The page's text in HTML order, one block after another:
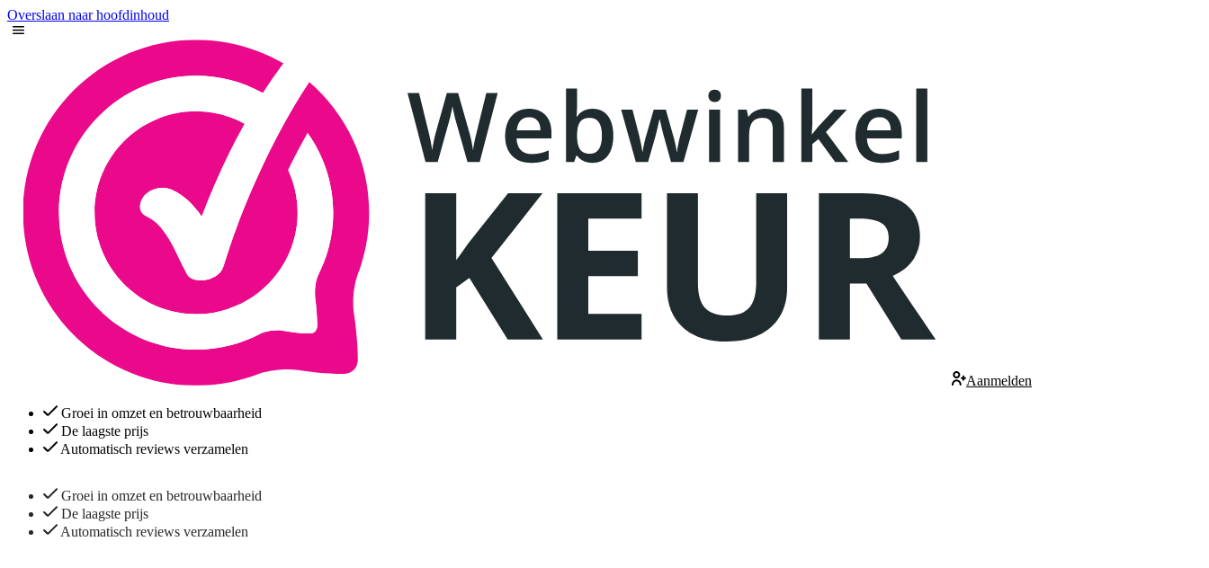
Overslaan naar hoofdinhoud
Aanmelden
Groei in omzet en betrouwbaarheid
De laagste prijs
Automatisch reviews verzamelen
Groei in omzet en betrouwbaarheid
De laagste prijs
Automatisch reviews verzamelen